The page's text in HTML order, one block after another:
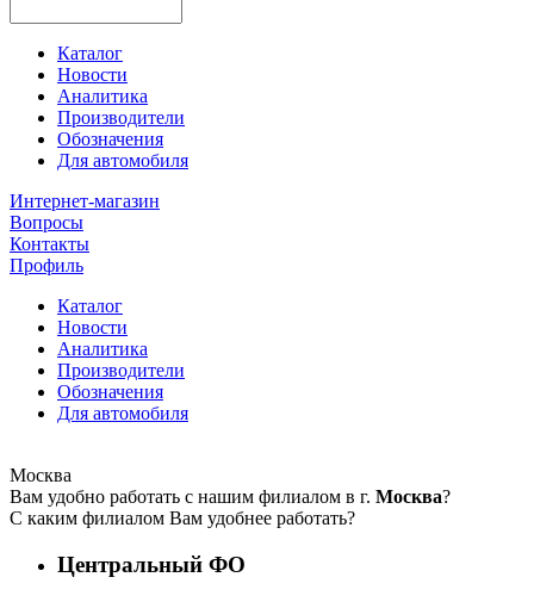
Каталог
Новости
Аналитика
Производители
Обозначения
Для автомобиля
Интернет-магазин
Вопросы
Контакты
Профиль
Каталог
Новости
Аналитика
Производители
Обозначения
Для автомобиля
Москва
Вам удобно работать с нашим филиалом в г. Москва?
С каким филиалом Вам удобнее работать?
Центральный ФО